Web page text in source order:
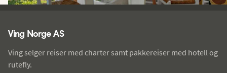
Ving Norge AS
Ving selger reiser med charter samt pakkereiser med hotell og
rutefly.